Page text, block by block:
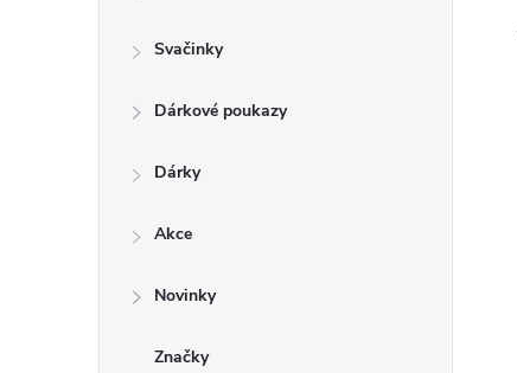
Svačinky
Dárkové poukazy
Dárky
Akce
Novinky
Značky